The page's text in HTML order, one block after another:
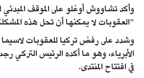
وأكد تشاووش أوغلو على الموقف المبدئي
"العقوبات لا يمكنها أن تحل هذه
وشدد على رفض تركيا للعقوبات
الأبرياء، وهو ما أكده الرئيس التركي
في افتتاح المنتدى.